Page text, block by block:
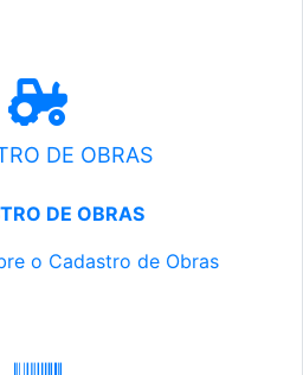
DE OBRAS
DE OBRAS
o Cadastro de Obras